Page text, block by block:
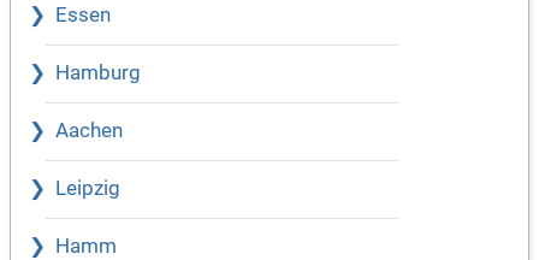
Essen
Hamburg
Aachen
Leipzig
Hamm